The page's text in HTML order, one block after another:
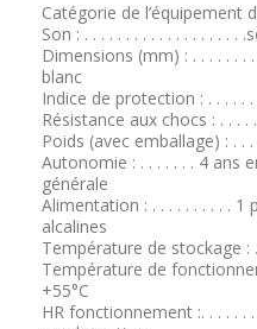
Catégorie de l’équipement
Son : . . . . . . . . . . . . . . . . . .
Dimensions (mm) : . . . . . . .
blanc
Indice de protection : . . . . . .
Résistance aux chocs : . . . .
Poids (avec emballage) : . . .
Autonomie : . . . . . . . 4 ans
générale
Alimentation : . . . . . . . . . . 1
alcalines
Température de stockage : .
Température de
+55°C
HR fonctionnement :. . . . . .